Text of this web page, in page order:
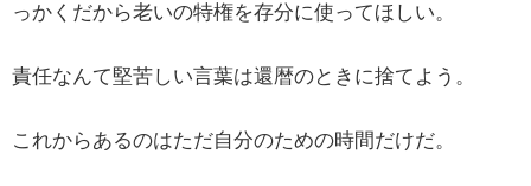
っかくだから老いの特権を存分に使ってほしい。
責任なんて堅苦しい言葉は還暦のときに捨てよう。
これからあるのはただ自分のための時間だけだ。